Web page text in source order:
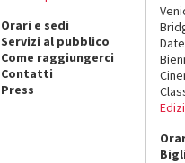
Orari e sedi
Servizi al pubblico
Come raggiungerci
Contatti
Press